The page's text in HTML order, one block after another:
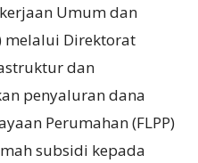
Umum dan
melalui Direktorat
dan
penyaluran dana
Perumahan (FLPP)
subsidi kepada